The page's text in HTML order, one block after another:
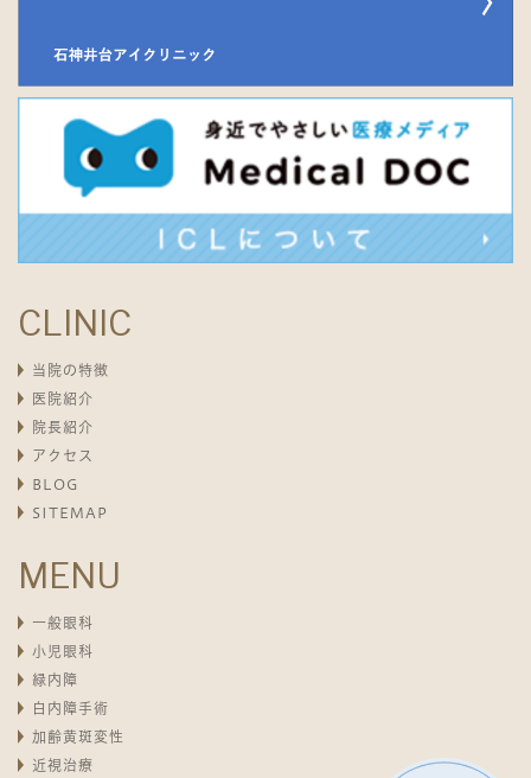
CLINIC
当院の特徴
医院紹介
院長紹介
アクセス
BLOG
SITEMAP
MENU
一般眼科
小児眼科
緑内障
白内障手術
加齢黄斑変性
近視治療